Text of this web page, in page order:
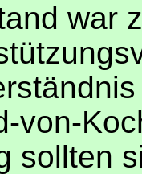
war
von-
sollten